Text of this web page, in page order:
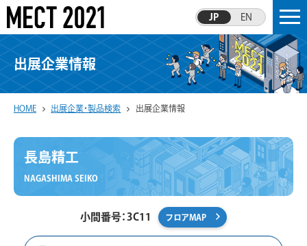
JP EN
出展企業情報
HOME 出展企業・製品検索 出展企業情報
長島精工
NAGASHIMA SEIKO
小間番号：3C11 フロアMAP